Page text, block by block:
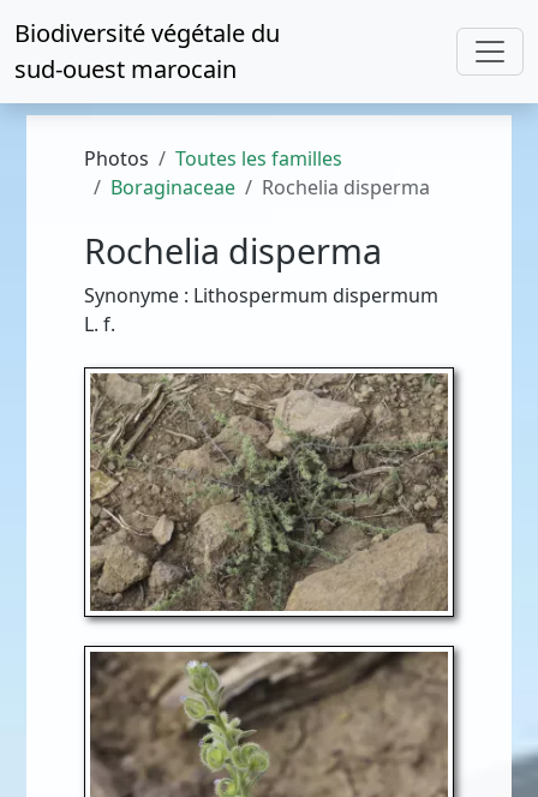
Biodiversité végétale du
sud-ouest marocain
Photos
Toutes les familles
Boraginaceae
Rochelia disperma
Rochelia disperma
Synonyme : Lithospermum dispermum
L. f.